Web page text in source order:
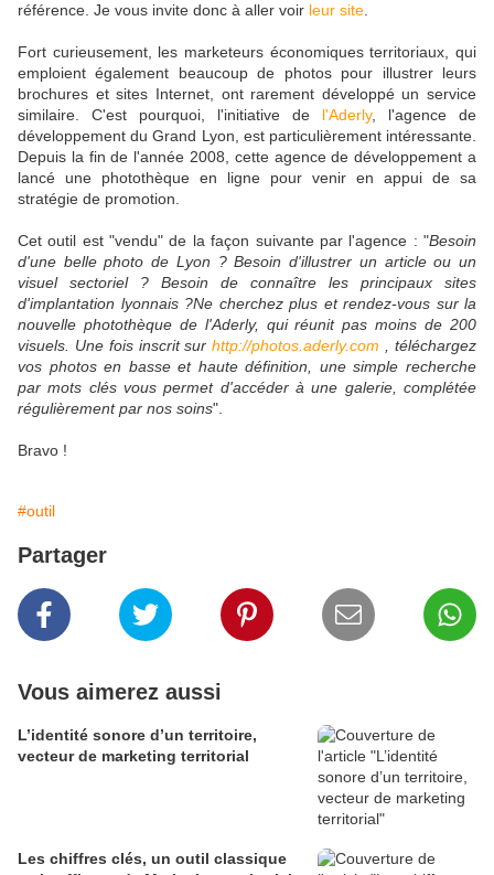
référence. Je vous invite donc à aller voir leur site
Fort curieusement, les marketeurs économiques territoriaux, qui
emploient également beaucoup de photos pour illustrer leurs
brochures et sites Internet, ont rarement développé un service
similaire. C'est pourquoi, l'initiative de l'Aderly, l'agence de
développement du Grand Lyon, est particulièrement intéressante.
Depuis la fin de l'année 2008, cette agence de développement a
lancé une photothèque en ligne pour venir en appui de sa
stratégie de promotion.
Cet outil est "vendu" de la façon suivante par l'agence : "Besoin
d'une belle photo de Lyon ? Besoin d'illustrer un article ou un
visuel sectoriel ? Besoin de connaître les principaux sites
d'implantation lyonnais ?Ne cherchez plus et rendez-vous sur la
nouvelle photothèque de l'Aderly, qui réunit pas moins de 200
visuels. Une fois inscrit sur http://photos.aderly.com
, téléchargez
vos photos en basse et haute définition, une simple recherche
par mots clés vous permet d'accéder à une galerie, complétée
régulièrement par nos soins".
Bravo !
#outil
Partager
Vous aimerez aussi
L’identité sonore d’un territoire,
vecteur de marketing territorial
Les chiffres clés, un outil classique